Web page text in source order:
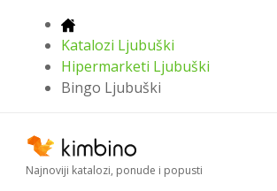
Katalozi Ljubuški
Hipermarketi Ljubuški
Bingo Ljubuški
Najnoviji katalozi, ponude i popusti